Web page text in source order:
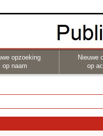
opzoeking
op naam
Nieuwe
op